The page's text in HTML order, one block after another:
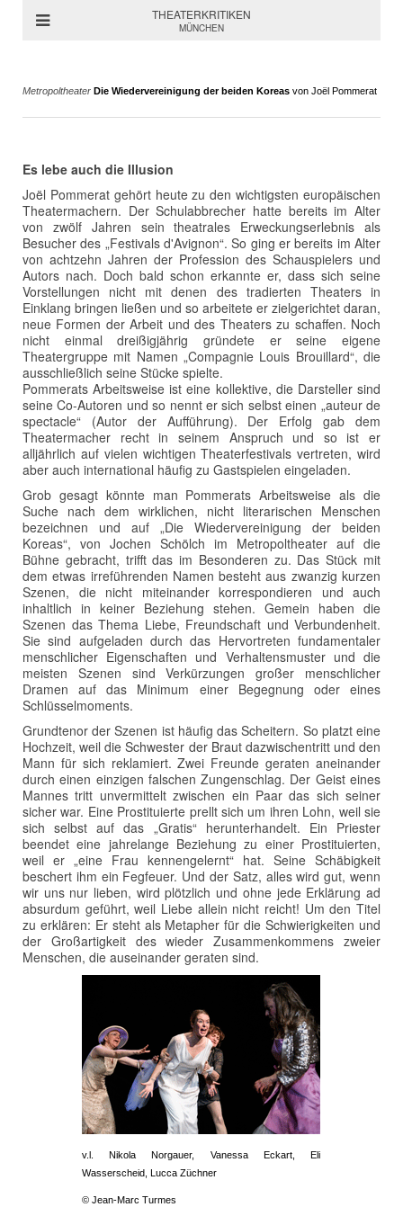
THEATERKRITIKEN
MÜNCHEN
Metropoltheater Die Wiedervereinigung der beiden Koreas von Joël Pommerat
Es lebe auch die Illusion
Joël Pommerat gehört heute zu den wichtigsten europäischen
Theatermachern. Der Schulabbrecher hatte bereits im Alter
von zwölf Jahren sein theatrales Erweckungserlebnis als
Besucher des „Festivals d'Avignon“. So ging er bereits im Alter
von achtzehn Jahren der Profession des Schauspielers und
Autors nach. Doch bald schon erkannte er, dass sich seine
Vorstellungen nicht mit denen des tradierten Theaters in
Einklang bringen ließen und so arbeitete er zielgerichtet daran,
neue Formen der Arbeit und des Theaters zu schaffen. Noch
nicht einmal dreißigjährig gründete er seine eigene
Theatergruppe mit Namen „Compagnie Louis Brouillard“, die
ausschließlich seine Stücke spielte.
Pommerats Arbeitsweise ist eine kollektive, die Darsteller sind
seine Co-Autoren und so nennt er sich selbst einen „auteur de
spectacle“ (Autor der Aufführung). Der Erfolg gab dem
Theatermacher recht in seinem Anspruch und so ist er
alljährlich auf vielen wichtigen Theaterfestivals vertreten, wird
aber auch international häufig zu Gastspielen eingeladen.
Grob gesagt könnte man Pommerats Arbeitsweise als die
Suche nach dem wirklichen, nicht literarischen Menschen
bezeichnen und auf „Die Wiedervereinigung der beiden
Koreas“, von Jochen Schölch im Metropoltheater auf die
Bühne gebracht, trifft das im Besonderen zu. Das Stück mit
dem etwas irreführenden Namen besteht aus zwanzig kurzen
Szenen, die nicht miteinander korrespondieren und auch
inhaltlich in keiner Beziehung stehen. Gemein haben die
Szenen das Thema Liebe, Freundschaft und Verbundenheit.
Sie sind aufgeladen durch das Hervortreten fundamentaler
menschlicher Eigenschaften und Verhaltensmuster und die
meisten Szenen sind Verkürzungen großer menschlicher
Dramen auf das Minimum einer Begegnung oder eines
Schlüsselmoments.
Grundtenor der Szenen ist häufig das Scheitern. So platzt eine
Hochzeit, weil die Schwester der Braut dazwischentritt und den
Mann für sich reklamiert. Zwei Freunde geraten aneinander
durch einen einzigen falschen Zungenschlag. Der Geist eines
Mannes tritt unvermittelt zwischen ein Paar das sich seiner
sicher war. Eine Prostituierte prellt sich um ihren Lohn, weil sie
sich selbst auf das „Gratis“ herunterhandelt. Ein Priester
beendet eine jahrelange Beziehung zu einer Prostituierten,
weil er „eine Frau kennengelernt“ hat. Seine Schäbigkeit
beschert ihm ein Fegfeuer. Und der Satz, alles wird gut, wenn
wir uns nur lieben, wird plötzlich und ohne jede Erklärung ad
absurdum geführt, weil Liebe allein nicht reicht! Um den Titel
zu erklären: Er steht als Metapher für die Schwierigkeiten und
der Großartigkeit des wieder Zusammenkommens zweier
Menschen, die auseinander geraten sind.
v.l. Nikola Norgauer, Vanessa Eckart, Eli
Wasserscheid, Lucca Züchner
© Jean-Marc Turmes